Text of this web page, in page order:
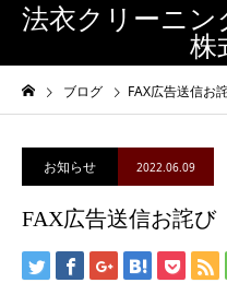
法衣クリーニ
株
ブログ FAX広告送信お
お知らせ 2022.06.09
FAX広告送信お詫び